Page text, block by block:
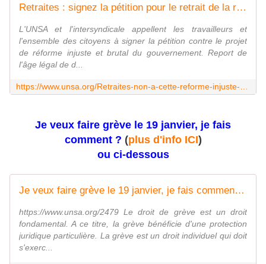
Retraites : signez la pétition pour le retrait de la réforme ! - UNSA
L'UNSA et l'intersyndicale appellent les travailleurs et
l'ensemble des citoyens à signer la pétition contre le projet
de réforme injuste et brutal du gouvernement. Report de
l'âge légal de d...
https://www.unsa.org/Retraites-non-a-cette-reforme-injuste-et-brutale.html
Je veux faire grève le 19 janvier, je fais
comment ? (plus d'info ICI)
ou ci-dessous
Je veux faire grève le 19 janvier, je fais comment ? - UNSA
https://www.unsa.org/2479 Le droit de grève est un droit
fondamental. A ce titre, la grève bénéficie d'une protection
juridique particulière. La grève est un droit individuel qui doit
s'exerc...